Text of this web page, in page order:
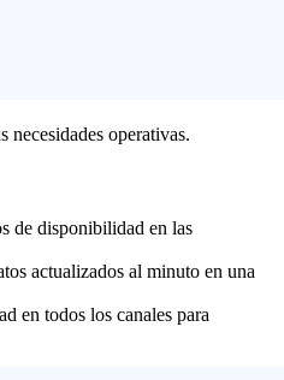
necesidades operativas.
de disponibilidad en las
actualizados al minuto en una
en todos los canales para